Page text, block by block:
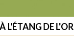
L'ÉTANG DE L'OR